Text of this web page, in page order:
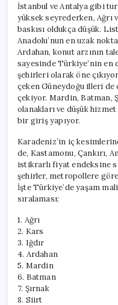
İstanbul ve Antalya gibi
yüksek seyrederken, Ağrı
baskısı oldukça düşük.
Anadolu’nun en uzak
Ardahan, konut arzının
sayesinde Türkiye’nin en
şehirleri olarak öne
çeken Güneydoğu illeri
çekiyor. Mardin, Batman,
olanakları ve düşük
bir giriş yapıyor.
Karadeniz’in iç
de, Kastamonu, Çankırı,
istikrarlı fiyat endeksine
şehirler, metropollere
İşte Türkiye’de yaşam
sıralaması:
1. Ağrı
2. Kars
3. Iğdır
4. Ardahan
5. Mardin
6. Batman
7. Şırnak
8. Siirt